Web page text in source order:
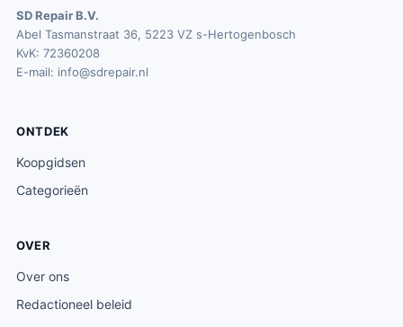
SD Repair B.V.
Abel Tasmanstraat 36, 5223 VZ s-Hertogenbosch
KvK: 72360208
E-mail: info@sdrepair.nl
ONTDEK
Koopgidsen
Categorieën
OVER
Over ons
Redactioneel beleid